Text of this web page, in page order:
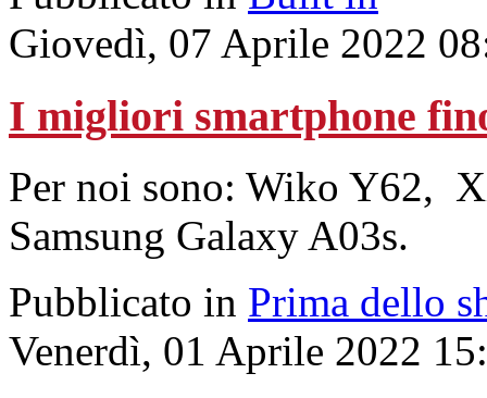
Giovedì, 07 Aprile 2022
I migliori smartphone
Per noi sono: Wiko Y62,
Samsung Galaxy A03s.
Pubblicato in Prima dello
Venerdì, 01 Aprile 2022